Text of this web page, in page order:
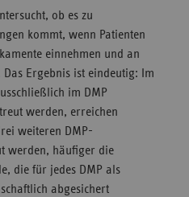
ob es zu
kommt, wenn Patienten
einnehmen und an
Ergebnis ist eindeutig: Im
im DMP
werden, erreichen
weiteren DMP-
werden, häufiger die
die für jedes DMP als
abgesichert